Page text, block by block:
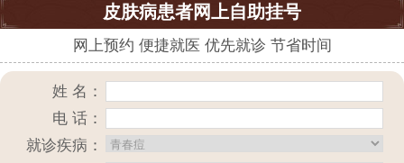
皮肤病患者网上自助挂号
网上预约 便捷就医 优先就诊 节省时间
姓 名：
电 话：
就诊疾病：